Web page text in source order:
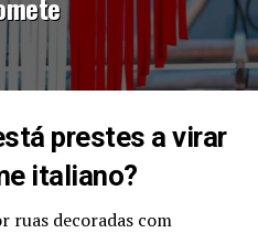
prestes a virar
italiano?
ruas decoradas com